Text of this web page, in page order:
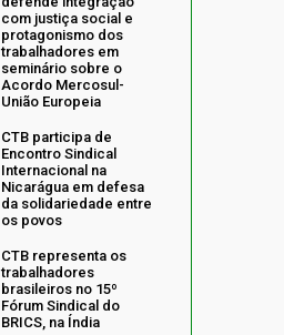
com justiça social e
protagonismo dos
trabalhadores em
seminário sobre o
Acordo Mercosul-
União Europeia
CTB participa de
Encontro Sindical
Internacional na
Nicarágua em defesa
da solidariedade entre
os povos
CTB representa os
trabalhadores
brasileiros no 15º
Fórum Sindical do
BRICS, na Índia